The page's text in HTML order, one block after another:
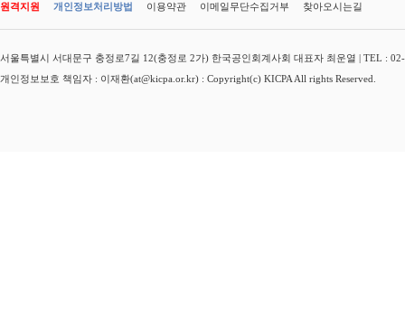
원격지원 개인정보처리방법 이용약관 이메일무단수집거부 찾아오시는길
서울특별시 서대문구 충정로7길 12(충정로 2가) 한국공인회계사회 대표자 최운열 | TEL :
개인정보보호 책임자 : 이재환(at@kicpa.or.kr) : Copyright(c) KICPA All rights Reserved.